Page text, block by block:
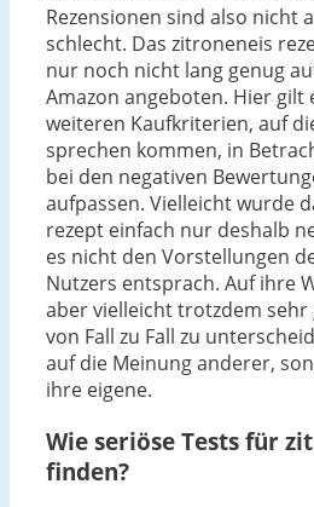
Rezensionen sind also nicht
schlecht. Das zitroneneis
nur noch nicht lang genug
Amazon angeboten. Hier gilt
weiteren Kaufkriterien, auf
sprechen kommen, in
bei den negativen
aufpassen. Vielleicht wurde
rezept einfach nur deshalb
es nicht den Vorstellungen
Nutzers entsprach. Auf ihre
aber vielleicht trotzdem sehr
von Fall zu Fall zu
auf die Meinung anderer,
ihre eigene.
Wie seriöse Tests für
finden?